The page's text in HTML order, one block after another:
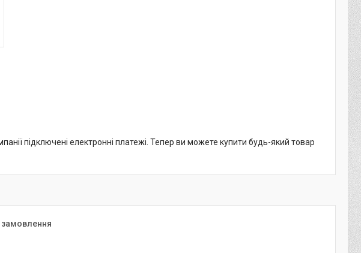
підключені електронні платежі. Тепер ви можете купити будь-який товар
замовлення